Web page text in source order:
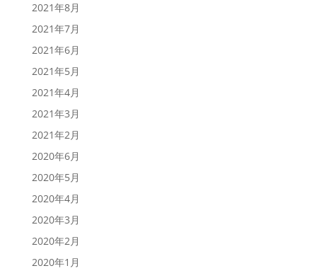
2021年8月
2021年7月
2021年6月
2021年5月
2021年4月
2021年3月
2021年2月
2020年6月
2020年5月
2020年4月
2020年3月
2020年2月
2020年1月